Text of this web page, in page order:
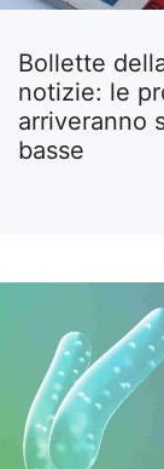
Bollette
notizie: le
arriveranno
basse